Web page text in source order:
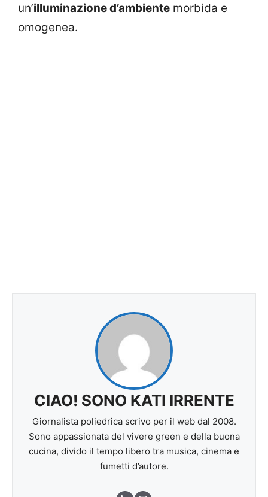
un’illuminazione d’ambiente morbida e
omogenea.
CIAO! SONO KATI IRRENTE
Giornalista poliedrica scrivo per il web dal 2008.
Sono appassionata del vivere green e della buona
cucina, divido il tempo libero tra musica, cinema e
fumetti d’autore.